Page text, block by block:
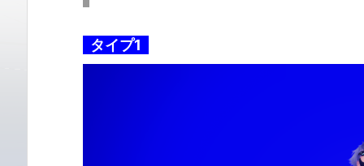
タイプ1